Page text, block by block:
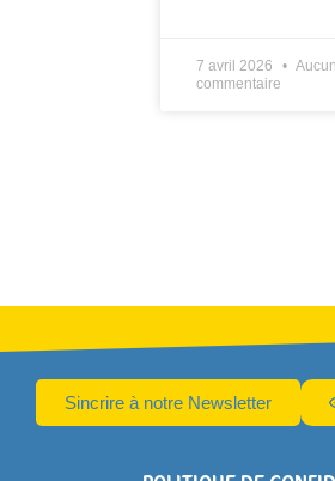
7 avril 2026
Aucun
commentaire
Sincrire à notre Newsletter